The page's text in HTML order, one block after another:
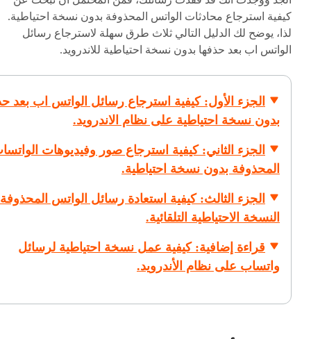
كيفية استرجاع محادثات الواتس المحذوفة بدون نسخة احتياطية.
لذا، يوضح لك الدليل التالي ثلاث طرق سهلة لاسترجاع رسائل
الواتس اب بعد حذفها بدون نسخة احتياطية للاندرويد.
الجزء الأول: كيفية استرجاع رسائل الواتس اب بعد
بدون نسخة احتياطية على نظام الاندرويد.
الجزء الثاني: كيفية استرجاع صور وفيديوهات
المحذوفة بدون نسخة احتياطية.
الجزء الثالث: كيفية استعادة رسائل الواتس
النسخة الاحتياطية التلقائية.
قراءة إضافية: كيفية عمل نسخة احتياطية لرسائل
واتساب على نظام الأندرويد.